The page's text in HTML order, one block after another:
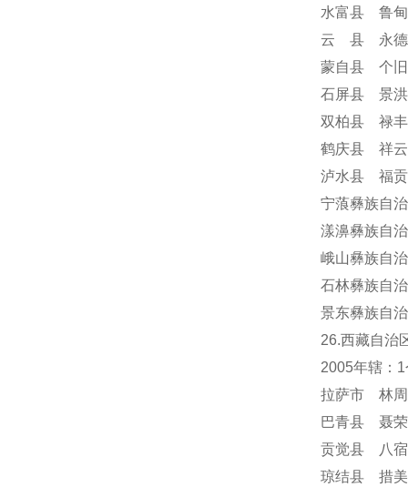
水富县 鲁
云 县 永德
蒙自县 个
石屏县 景
双柏县 禄
鹤庆县 祥
泸水县 福
宁蒗彝族自
漾濞彝族自
峨山彝族自
石林彝族自
景东彝族自
26.西藏自治
2005年辖：
拉萨市 林
巴青县 聂
贡觉县 八
琼结县 措